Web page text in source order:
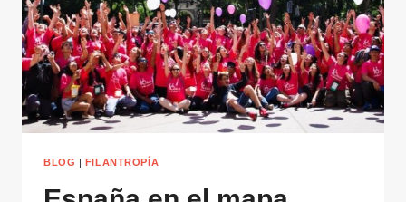
BLOG | FILANTROPÍA